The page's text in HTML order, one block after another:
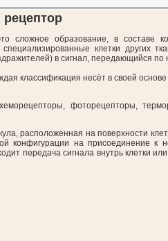
рецептор
сложное образование, в составе
клетки других
в сигнал, передающийся по
классификация несёт в своей
фоторецепторы,
расположенная на поверхности
конфигурации на присоединение
передача сигнала внутрь клетки